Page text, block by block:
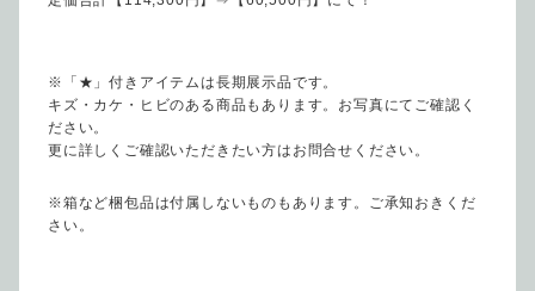
※「★」付きアイテムは長期展示品です。
キズ・カケ・ヒビのある商品もあります。お写真にてご確認く
ださい。
更に詳しくご確認いただきたい方はお問合せください。
※箱など梱包品は付属しないものもあります。ご承知おきくだ
さい。